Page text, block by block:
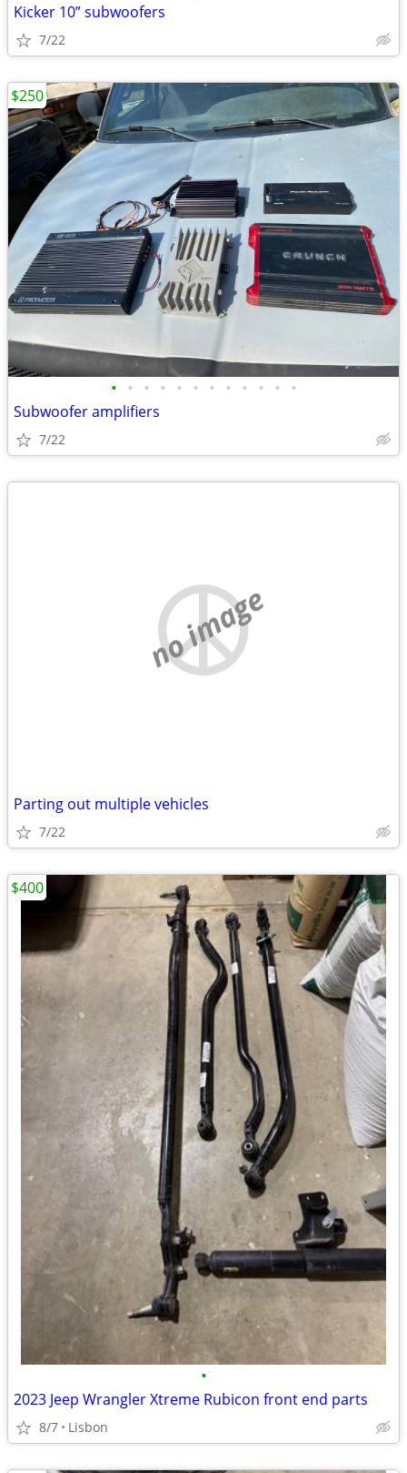
Kicker 10” subwoofers
7/22
• • • • • • • • • • • •
Subwoofer amplifiers
7/22
$250
no image
Parting out multiple vehicles
7/22
•
2023 Jeep Wrangler Xtreme Rubicon front end parts
8/7 Lisbon
$400